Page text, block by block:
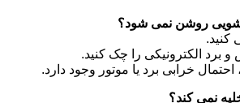
کنید.
الکترونیکی را چک کنید.
خرابی برد یا موتور وجود دارد.